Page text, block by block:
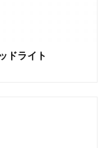
ドライト